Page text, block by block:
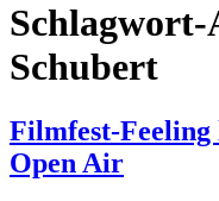
Schubert
Filmfest-
Open Air